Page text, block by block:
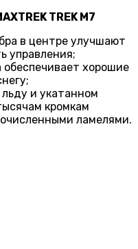
TREK M7
в центре улучшают
управления;
хорошие
и укатанном
кромкам
ламелями.